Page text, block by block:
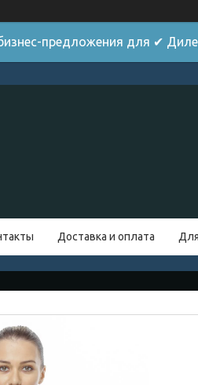
предложения для ✔
Доставка и оплата